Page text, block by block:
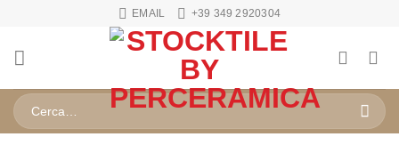
contenuti
EMAIL +39 349 2920304
Cerca: